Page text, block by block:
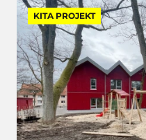
KITA PROJEKT